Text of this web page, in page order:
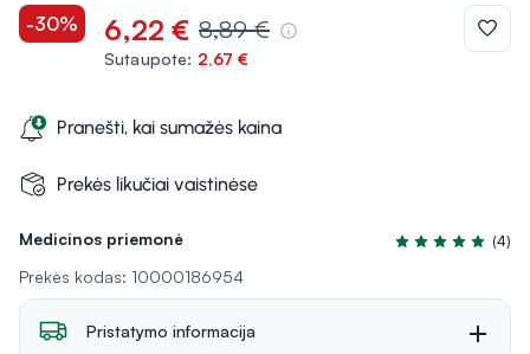
Medicinos priemonė
Įvertinimas 5.0
(4)
Prekės kodas: 10000186954
-30% 6,22 € 8,89 €
Sutaupote: 2,67 €
Pranešti, kai sumažės kaina
Prekės likučiai vaistinėse
Pristatymo informacija